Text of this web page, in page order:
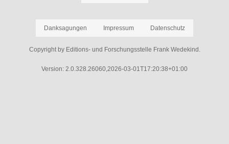
Danksagungen Impressum Datenschutz
Copyright by Editions- und Forschungsstelle Frank Wedekind.
Version: 2.0.328.26060,2026-03-01T17:20:38+01:00